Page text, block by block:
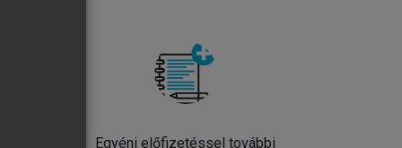
Egyéni előfizetéssel további